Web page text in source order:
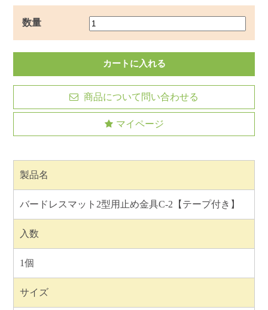
数量
商品について問い合わせる
マイページ
製品名
バードレスマット2型用止め金具C-2【テープ付き】
入数
1個
サイズ